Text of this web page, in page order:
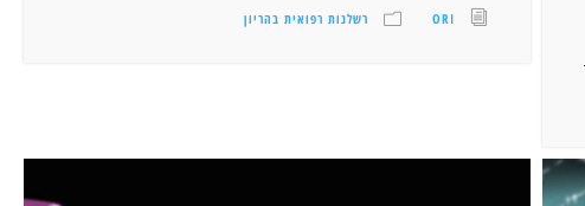
ORI רשלנות רפואית בהריון